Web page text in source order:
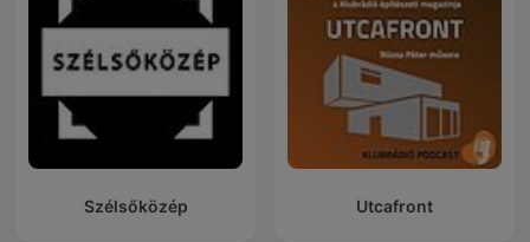
Szélsőközép Utcafront